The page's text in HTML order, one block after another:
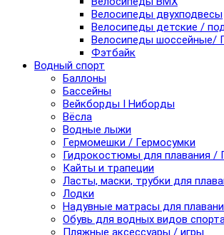
Велосипеды двухподвесы
Велосипеды детские /
Велосипеды шоссейные/
Фэтбайк
Водный спорт
Баллоны
Бассейны
Вейкборды I Ниборды
Вёсла
Водные лыжи
Гермомешки / Гермосумки
Гидрокостюмы для плавания /
Кайты и трапеции
Ласты, маски, трубки для
Лодки
Надувные матрасы для
Обувь для водных видов
Пляжные аксессуары / игры